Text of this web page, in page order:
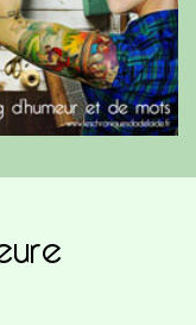
pour mon prochain commentaire.
les